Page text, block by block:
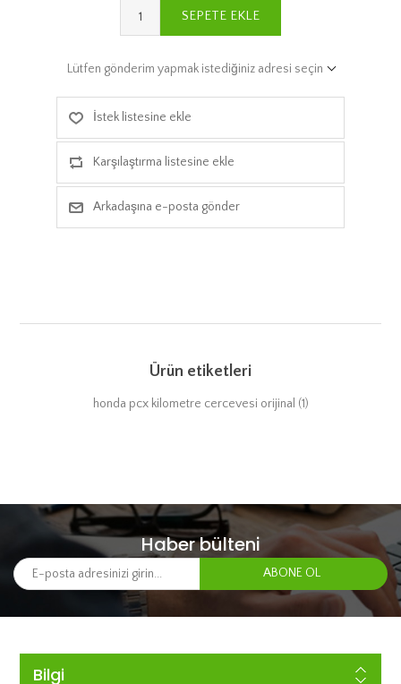
SEPETE EKLE
Lütfen gönderim yapmak istediğiniz adresi seçin
İstek listesine ekle
Karşılaştırma listesine ekle
Arkadaşına e-posta gönder
Ürün etiketleri
honda pcx kilometre cercevesi orijinal (1)
Haber bülteni
Bilgi